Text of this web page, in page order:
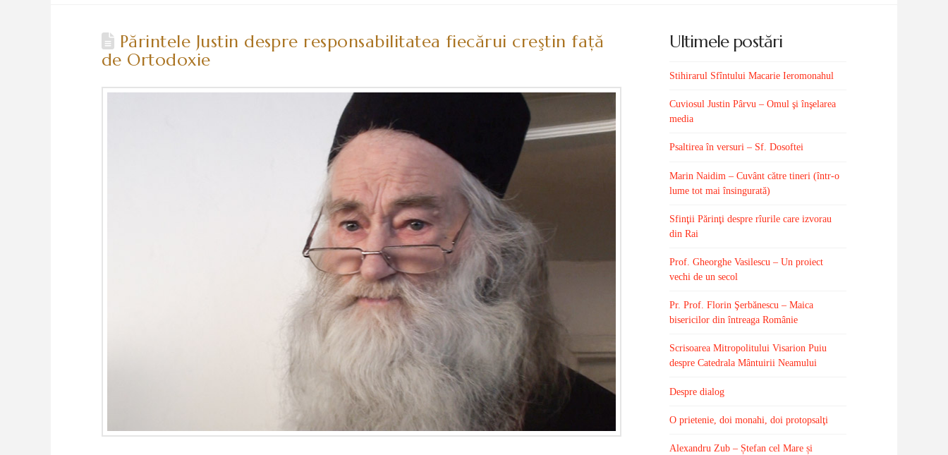
Părintele Justin despre responsabilitatea fiecărui creştin faţă
de Ortodoxie
Ultimele postări
Stihirarul Sfîntului Macarie Ieromonahul
Cuviosul Justin Pârvu – Omul şi înşelarea
media
Psaltirea în versuri – Sf. Dosoftei
Marin Naidim – Cuvânt către tineri (într-o
lume tot mai însingurată)
Sfinţii Părinţi despre rîurile care izvorau
din Rai
Prof. Gheorghe Vasilescu – Un proiect
vechi de un secol
Pr. Prof. Florin Şerbănescu – Maica
bisericilor din întreaga Românie
Scrisoarea Mitropolitului Visarion Puiu
despre Catedrala Mântuirii Neamului
Despre dialog
O prietenie, doi monahi, doi protopsalţi
Alexandru Zub – Ștefan cel Mare și